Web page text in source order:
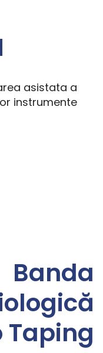
asistata a
instrumente
Banda
Taping